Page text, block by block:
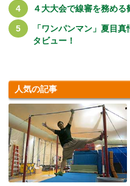
４大大会で線審を務める
「ワンパンマン」夏目
タビュー！
人気の記事